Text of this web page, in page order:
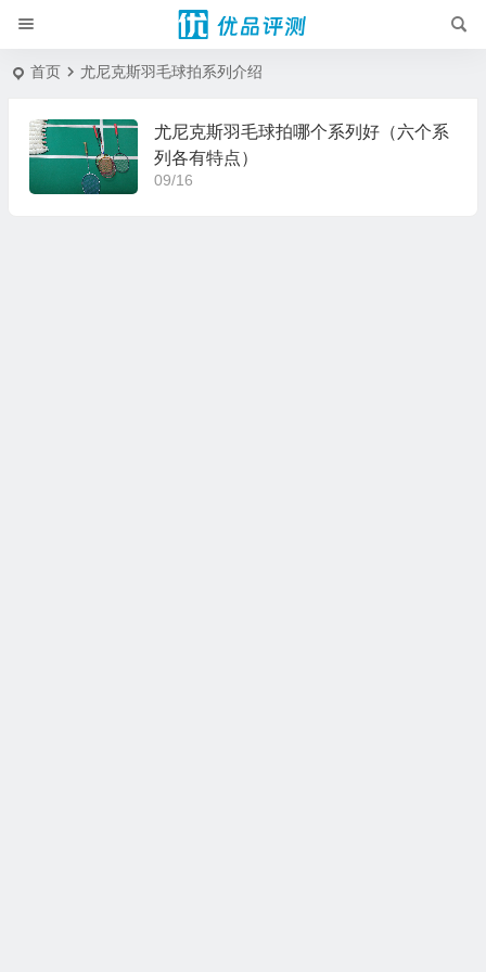
首页 尤尼克斯羽毛球拍系列介绍
尤尼克斯羽毛球拍哪个系列好（六个系
列各有特点）
09/16